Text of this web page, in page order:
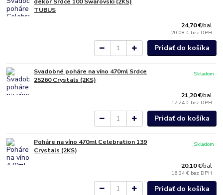
TUBUS
24,70 €/bal
20,08 € bez DPH
Pridať do košíka
Svadobné poháre na víno 470ml Srdce
25260 Crystals (2KS)
21,20 €/bal
17,24 € bez DPH
Skladom
Pridať do košíka
Poháre na víno 470ml Celebration 139
Crystals (2KS)
20,10 €/bal
16,34 € bez DPH
Skladom
Pridať do košíka